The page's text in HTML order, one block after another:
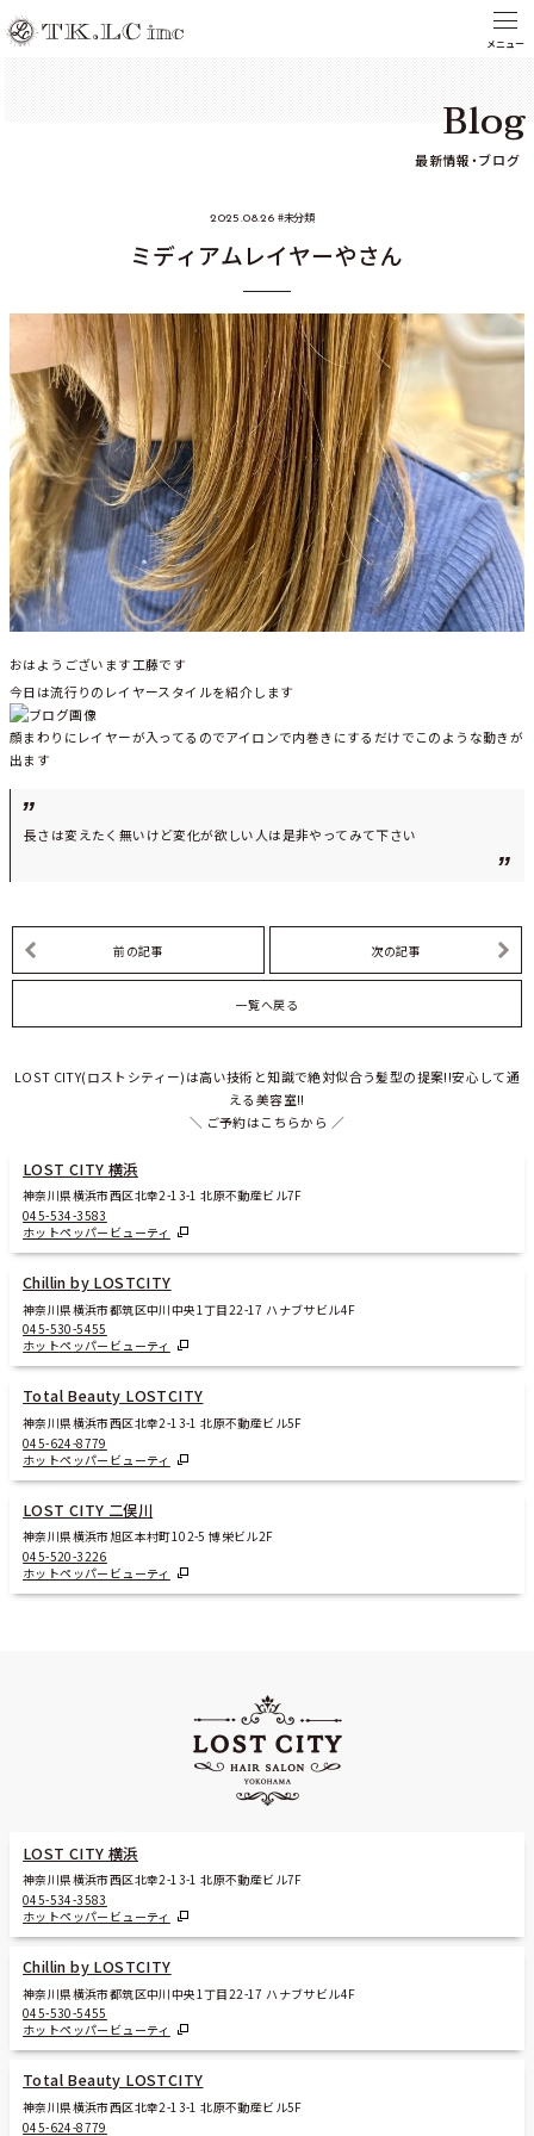
Blog
最新情報・ブログ
2025.08.26 未分類
ミディアムレイヤーやさん
おはようございます工藤です
今日は流行りのレイヤースタイルを紹介します
顔まわりにレイヤーが入ってるのでアイロンで内巻きにするだけでこのような動きが
出ます
長さは変えたく無いけど変化が欲しい人は是非やってみて下さい
前の記事 次の記事
一覧へ戻る
LOST CITY(ロストシティー)は高い技術と知識で絶対似合う髪型の提案!!安心して通
える美容室!!
＼ ご予約はこちらから ／
LOST CITY 横浜
神奈川県横浜市西区北幸2-13-1 北原不動産ビル7F
045-534-3583
ホットペッパービューティ
Chillin by LOSTCITY
神奈川県横浜市都筑区中川中央1丁目22-17 ハナブサビル4F
045-530-5455
ホットペッパービューティ
Total Beauty LOSTCITY
神奈川県横浜市西区北幸2-13-1 北原不動産ビル5F
045-624-8779
ホットペッパービューティ
LOST CITY 二俣川
神奈川県横浜市旭区本村町102-5 博栄ビル2F
045-520-3226
ホットペッパービューティ
LOST CITY 横浜
神奈川県横浜市西区北幸2-13-1 北原不動産ビル7F
045-534-3583
ホットペッパービューティ
Chillin by LOSTCITY
神奈川県横浜市都筑区中川中央1丁目22-17 ハナブサビル4F
045-530-5455
ホットペッパービューティ
Total Beauty LOSTCITY
神奈川県横浜市西区北幸2-13-1 北原不動産ビル5F
045-624-8779